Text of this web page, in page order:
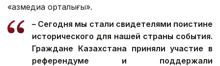
«Қазмедиа орталығы».
– Сегодня мы стали свидетелями поистине
исторического для нашей страны события.
Граждане Казахстана приняли участие в
референдуме и поддержали